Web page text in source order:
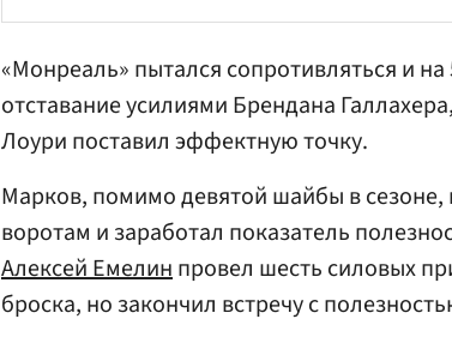
«Монреаль» пытался сопротивляться и
отставание усилиями Брендана Галлахера
Лоури поставил эффектную точку.
Марков, помимо девятой шайбы в сезоне,
воротам и заработал показатель
Алексей Емелинпровел шесть силовых
броска, но закончил встречу с